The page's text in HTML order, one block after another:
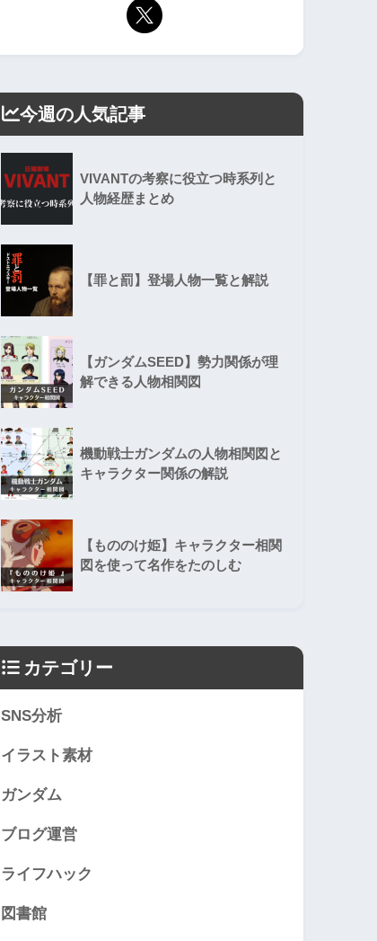
今週の人気記事
VIVANTの考察に役立つ時系列と
人物経歴まとめ
【罪と罰】登場人物一覧と解説
【ガンダムSEED】勢力関係が理
解できる人物相関図
機動戦士ガンダムの人物相関図と
キャラクター関係の解説
【もののけ姫】キャラクター相関
図を使って名作をたのしむ
カテゴリー
SNS分析
イラスト素材
ガンダム
ブログ運営
ライフハック
図書館